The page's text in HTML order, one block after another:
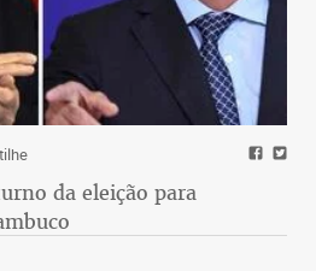
da eleição para